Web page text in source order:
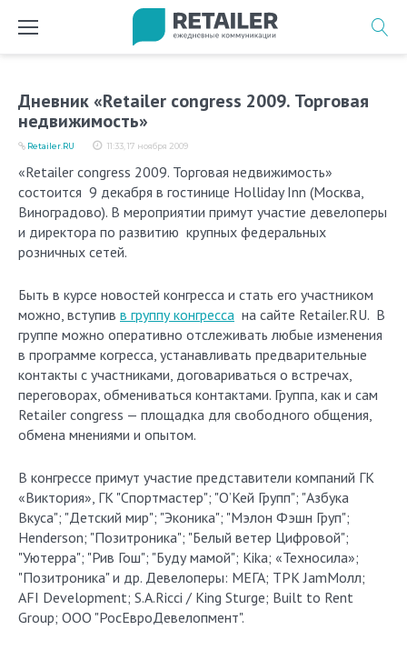
Дневник «Retailer congress 2009. Торговая
недвижимость»
11:33, 17 ноября 2009
Retailer.RU
«Retailer congress 2009. Торговая недвижимость»
состоится 9 декабря в гостинице Holliday Inn (Москва,
Виноградово). В мероприятии примут участие девелоперы
и директора по развитию крупных федеральных
розничных сетей.
Быть в курсе новостей конгресса и стать его участником
можно, вступив в группу конгресса на сайте Retailer.RU. В
группе можно оперативно отслеживать любые изменения
в программе когресса, устанавливать предварительные
контакты с участниками, договариваться о встречах,
переговорах, обмениваться контактами. Группа, как и сам
Retailer congress — площадка для свободного общения,
обмена мнениями и опытом.
В конгрессе примут участие представители компаний ГК
«Виктория», ГК "Спортмастер"; "О’Кей Групп"; "Азбука
Вкуса"; "Детский мир"; "Эконика"; "Мэлон Фэшн Груп";
Henderson; "Позитроника"; "Белый ветер Цифровой";
"Уютерра"; "Рив Гош"; "Буду мамой"; Kika; «Техносила»;
"Позитроника" и др. Девелоперы: МЕГА; ТРК JamМолл;
AFI Development; S.A.Ricci / King Sturge; Built to Rent
Group; ООО "РосЕвроДевелопмент".